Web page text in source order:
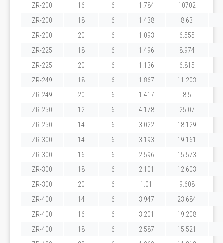
ZR-200 16 6 1.784
10702
ZR-200
18 6 1.438
8.63
ZR-200
20 6 1.093
6.555
ZR-225
18 6 1.496
8.974
ZR-225
20 6 1.136
6.815
ZR-249
18 6 1.867
11.203
ZR-249
20 6 1.417
8.5
ZR-250
12 6 4.178
25.07
ZR-250
14 6 3.022
18.129
ZR-300
14 6 3.193
19.161
ZR-300
16 6 2.596
15.573
ZR-300
18 6 2.101
12.603
ZR-300
20 6 1.01
9.608
ZR-400
14 6 3.947
23.684
ZR-400
16 6 3.201
19.208
ZR-400
18 6 2.587
15.521